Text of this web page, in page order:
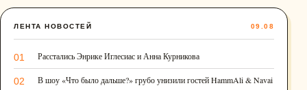
ЛЕНТА НОВОСТЕЙ 09.08
01 Расстались Энрике Иглесиас и Анна Курникова
02 В шоу «Что было дальше?» грубо унизили гостей HammAli & Navai